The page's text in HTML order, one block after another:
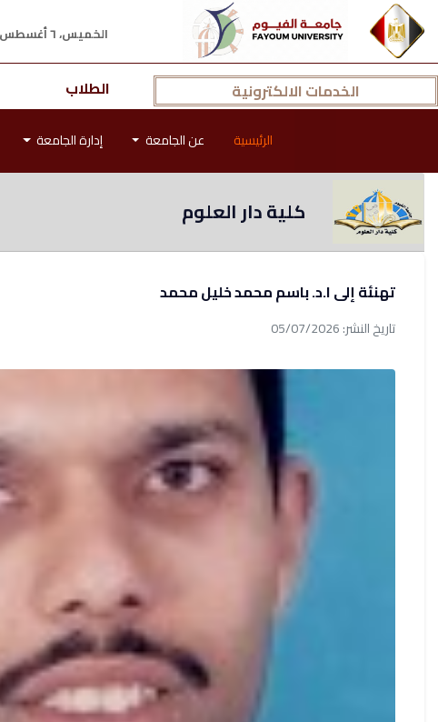
الخميس، ٦ أغسطس ٢٠٢٦ م
الخدمات الالكترونية الطلاب
الرئيسية عن الجامعة إدارة الجامعة
كلية دار العلوم
تهنئة إلى ا.د. باسم محمد خليل محمد
تاريخ النشر: 05/07/2026